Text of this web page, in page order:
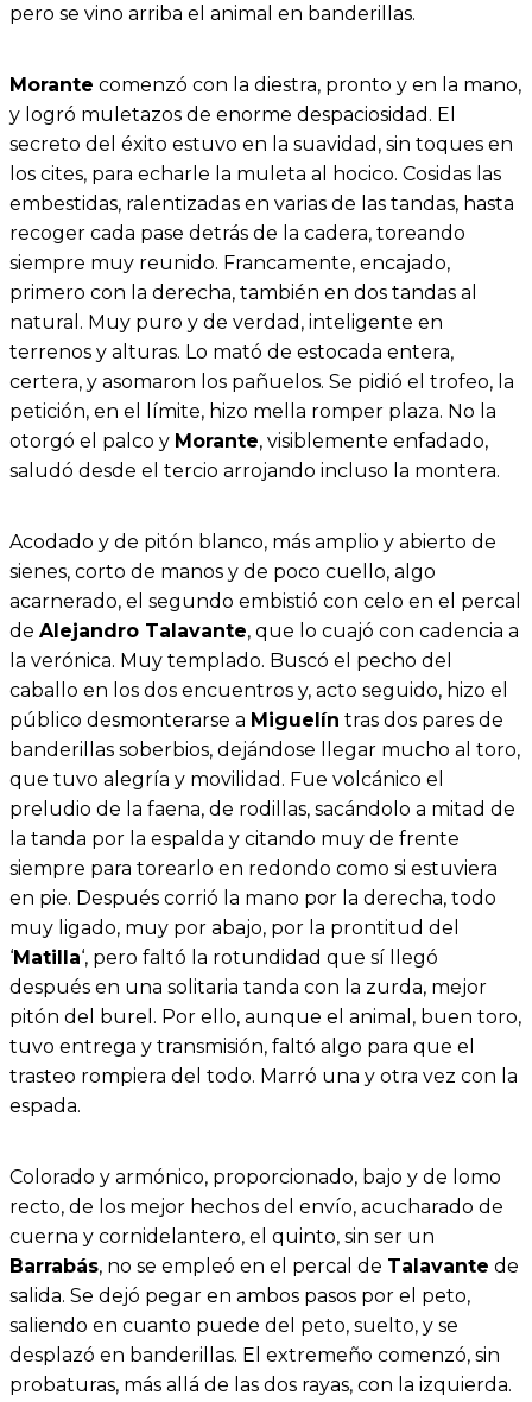
pero se vino arriba el animal en banderillas.
Morante comenzó con la diestra, pronto y en la mano,
y logró muletazos de enorme despaciosidad. El
secreto del éxito estuvo en la suavidad, sin toques en
los cites, para echarle la muleta al hocico. Cosidas las
embestidas, ralentizadas en varias de las tandas, hasta
recoger cada pase detrás de la cadera, toreando
siempre muy reunido. Francamente, encajado,
primero con la derecha, también en dos tandas al
natural. Muy puro y de verdad, inteligente en
terrenos y alturas. Lo mató de estocada entera,
certera, y asomaron los pañuelos. Se pidió el trofeo, la
petición, en el límite, hizo mella romper plaza. No la
otorgó el palco y Morante, visiblemente enfadado,
saludó desde el tercio arrojando incluso la montera.
Acodado y de pitón blanco, más amplio y abierto de
sienes, corto de manos y de poco cuello, algo
acarnerado, el segundo embistió con celo en el percal
de Alejandro Talavante, que lo cuajó con cadencia a
la verónica. Muy templado. Buscó el pecho del
caballo en los dos encuentros y, acto seguido, hizo el
público desmonterarse a Miguelín tras dos pares de
banderillas soberbios, dejándose llegar mucho al toro,
que tuvo alegría y movilidad. Fue volcánico el
preludio de la faena, de rodillas, sacándolo a mitad de
la tanda por la espalda y citando muy de frente
siempre para torearlo en redondo como si estuviera
en pie. Después corrió la mano por la derecha, todo
muy ligado, muy por abajo, por la prontitud del
‘Matilla‘, pero faltó la rotundidad que sí llegó
después en una solitaria tanda con la zurda, mejor
pitón del burel. Por ello, aunque el animal, buen toro,
tuvo entrega y transmisión, faltó algo para que el
trasteo rompiera del todo. Marró una y otra vez con la
espada.
Colorado y armónico, proporcionado, bajo y de lomo
recto, de los mejor hechos del envío, acucharado de
cuerna y cornidelantero, el quinto, sin ser un
Barrabás, no se empleó en el percal de Talavante de
salida. Se dejó pegar en ambos pasos por el peto,
saliendo en cuanto puede del peto, suelto, y se
desplazó en banderillas. El extremeño comenzó, sin
probaturas, más allá de las dos rayas, con la izquierda.